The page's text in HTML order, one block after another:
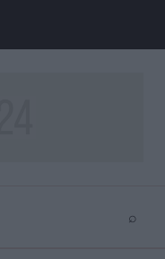
⌕